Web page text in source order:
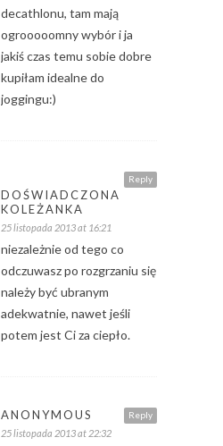
decathlonu, tam mają
ogrooooomny wybór i ja
jakiś czas temu sobie dobre
kupiłam idealne do
joggingu:)
Reply
DOŚWIADCZONA
KOLEŻANKA
25 listopada 2013 at 16:21
niezależnie od tego co
odczuwasz po rozgrzaniu się
należy być ubranym
adekwatnie, nawet jeśli
potem jest Ci za ciepło.
Reply
ANONYMOUS
25 listopada 2013 at 22:32